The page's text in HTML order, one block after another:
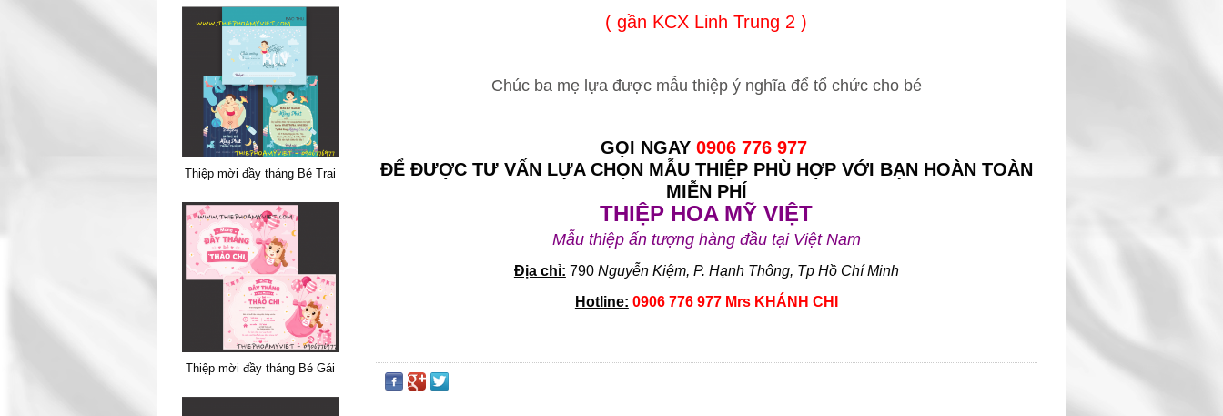
( gần KCX Linh Trung 2 )
Chúc ba mẹ lựa được mẫu thiệp ý nghĩa để tổ chức cho bé
GỌI NGAY 0906 776 977
ĐỂ ĐƯỢC TƯ VẤN LỰA CHỌN MẪU THIỆP PHÙ HỢP VỚI BẠN HOÀN TOÀN
MIỄN PHÍ
THIỆP HOA MỸ VIỆT
Mẫu thiệp ấn tượng hàng đầu tại Việt Nam
Địa chỉ: 790Nguyễn Kiệm, P. Hạnh Thông, Tp Hồ Chí Minh
Hotline: 0906 776 977 Mrs KHÁNH CHI
Thiệp mời đầy tháng Bé Trai
Thiệp mời đầy tháng Bé Gái